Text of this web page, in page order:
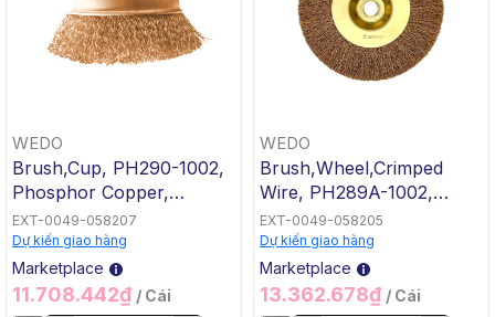
WEDO
Brush,Cup, PH290-1002,
Phosphor Copper,
Φ100x30mm, WEDO,
Non-Sparking
EXT-0049-058207
Dự kiến giao hàng
Marketplace
11.708.442₫ / Cái
WEDO
Brush,Wheel,Crimped
Wire, PH289A-1002,
Phosphor Copper,
Φ125x15mm, WEDO, Non-
Sparking
EXT-0049-058205
Dự kiến giao hàng
Marketplace
13.362.678₫ / Cái